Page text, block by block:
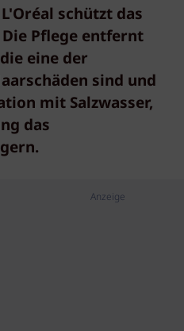
schützt das
Pflege entfernt
eine der
sind und
mit Salzwasser,
das
Anzeige